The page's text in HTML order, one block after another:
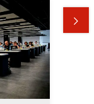
